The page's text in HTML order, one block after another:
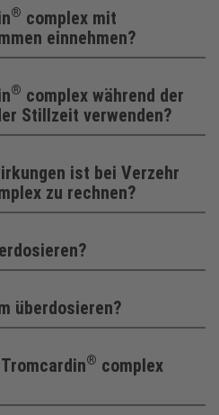
® complex mit
einnehmen?
® complex während der
Stillzeit verwenden?
ist bei Verzehr
zu rechnen?
überdosieren?
® complex